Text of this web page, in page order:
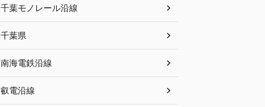
千葉モノレール沿線
千葉県
南海電鉄沿線
叡電沿線